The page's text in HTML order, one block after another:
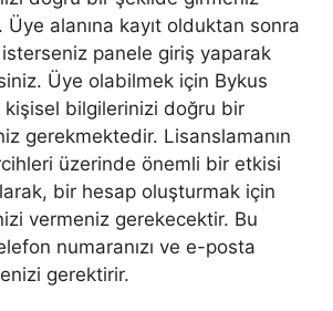
alanına kayıt olduktan sonra
panele giriş yaparak
Üye olabilmek için Bykus
bilgilerinizi doğru bir
gerekmektedir. Lisanslamanın
​​üzerinde önemli bir etkisi
bir hesap oluşturmak için
vermeniz gerekecektir. Bu
numaranızı ve e-posta
gerektirir.